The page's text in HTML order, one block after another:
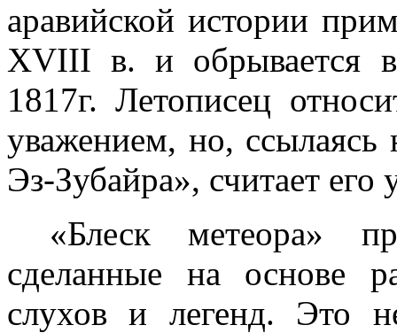
аравий­ской истории
XVIII в. и об­рывается
1817г. Летописец
уважением, но,
Эз-Зубайра», считает
«Блеск метеора»
сделанные на основе
слухов и легенд. Это